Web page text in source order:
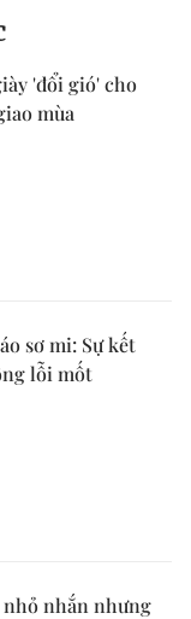
'đổi gió' cho
mùa
sơ mi: Sự kết
lỗi mốt
nhỏ nhắn nhưng